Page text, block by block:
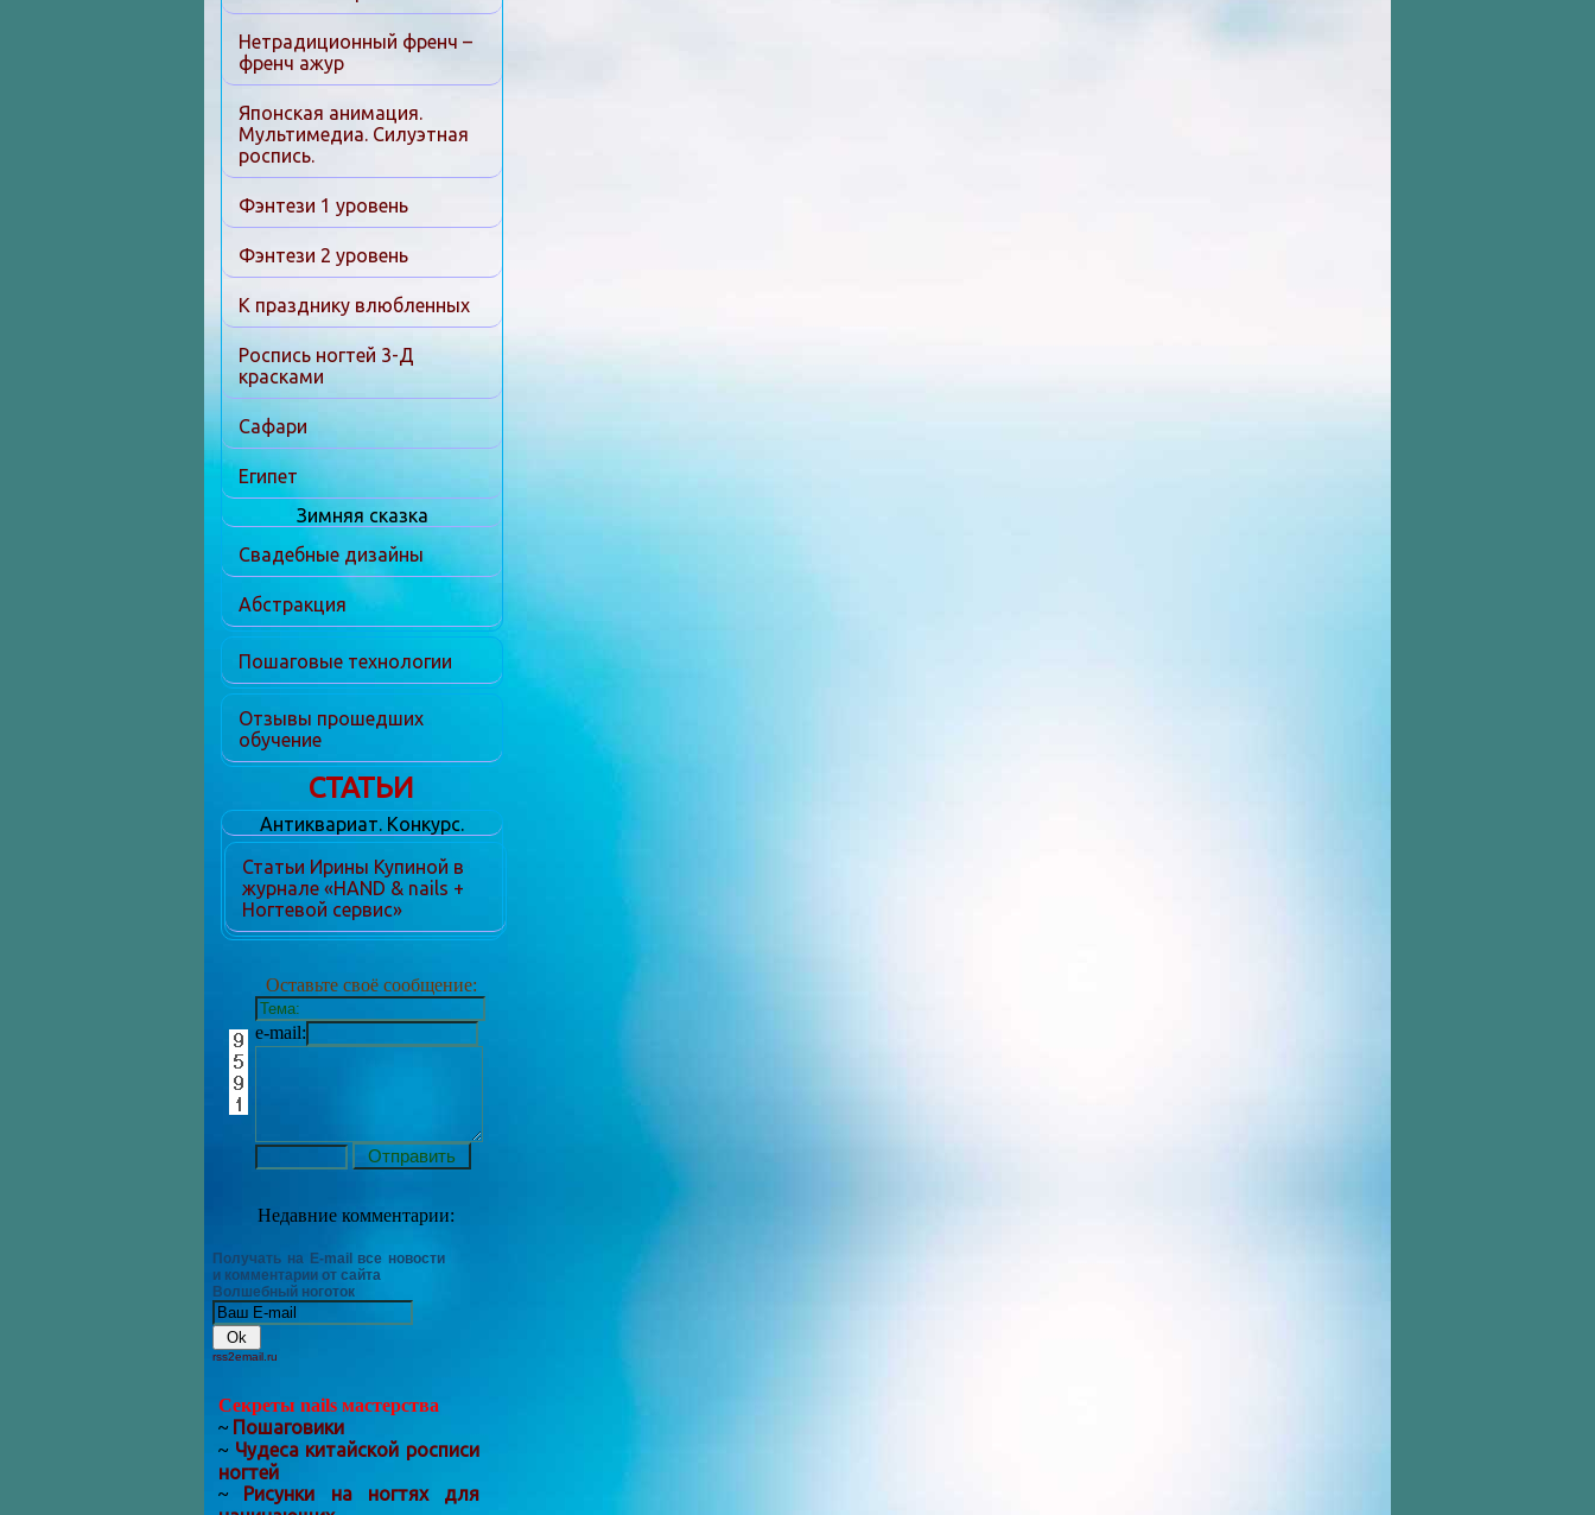
Нетрадиционный френч –
френч ажур
Японская анимация.
Мультимедиа. Силуэтная
роспись.
Фэнтези 1 уровень
Фэнтези 2 уровень
К празднику влюбленных
Роспись ногтей 3-Д
красками
Сафари
Египет
Зимняя сказка
Свадебные дизайны
Абстракция
Пошаговые технологии
Отзывы прошедших
обучение
СТАТЬИ
Антиквариат. Конкурс.
Статьи Ирины Купиной в
журнале «HAND & nails +
Ногтевой сервис»
Оставьте своё сообщение:
e-mail:
Недавние комментарии:
Получать на E-mail все новости
и комментарии от сайта
Волшебный ноготок
rss2email.ru
Секреты nails мастерства
~ Пошаговики
~ Чудеса китайской росписи
ногтей
~ Рисунки на ногтях для